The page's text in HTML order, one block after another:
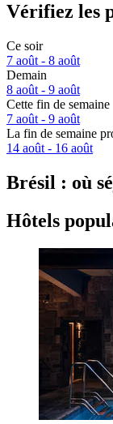
Vérifiez les
Ce soir
7 août - 8 août
Demain
8 août - 9 août
Cette fin de semaine
7 août - 9 août
La fin de semaine
14 août - 16 août
Brésil : où
Hôtels